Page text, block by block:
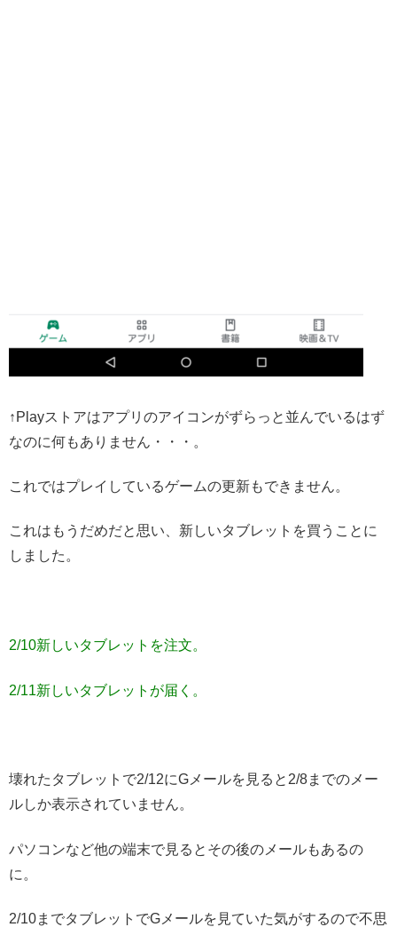
↑Playストアはアプリのアイコンがずらっと並んでいるはず
なのに何もありません・・・。
これではプレイしているゲームの更新もできません。
これはもうだめだと思い、新しいタブレットを買うことに
しました。
2/10新しいタブレットを注文。
2/11新しいタブレットが届く。
壊れたタブレットで2/12にGメールを見ると2/8までのメー
ルしか表示されていません。
パソコンなど他の端末で見るとその後のメールもあるの
に。
2/10までタブレットでGメールを見ていた気がするので不思